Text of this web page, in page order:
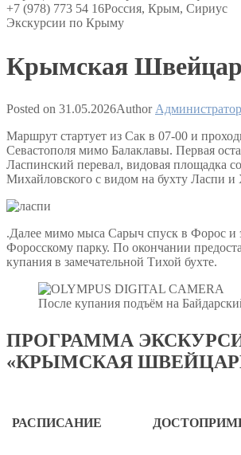
+7 (978) 773 54 16Россия, Крым, Сириус
Экскурсии по Крыму
Крымская
Posted on 31.05.2026Author
Маршрут стартует из Сак в 07-00 и
Севастополя мимо Балаклавы. Первая
Ласпинский перевал, видовая площадка
Михайловского с видом на бухту Ласпи
.Далее мимо мыса Сарыч спуск в Форос и
Форосскому парку. По окончании
купания в замечательной Тихой бухте.
После купания подъём на
ПРОГРАММА
«КРЫМСКАЯ
РАСПИСАНИЕ